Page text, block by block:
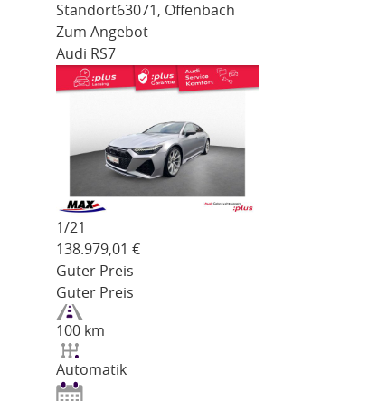
Standort63071, Offenbach
Zum Angebot
Audi RS7
1/21
138.979,01 €
Guter Preis
Guter Preis
100 km
Automatik